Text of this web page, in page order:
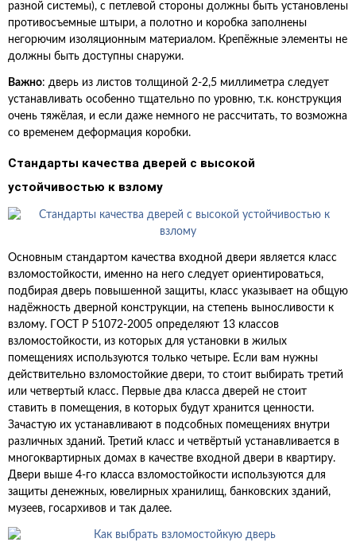
разной системы), с петлевой стороны должны быть установлены
противосъемные штыри, а полотно и коробка заполнены
негорючим изоляционным материалом. Крепёжные элементы не
должны быть доступны снаружи.
Важно: дверь из листов толщиной 2-2,5 миллиметра следует
устанавливать особенно тщательно по уровню, т.к. конструкция
очень тяжёлая, и если даже немного не рассчитать, то возможна
со временем деформация коробки.
Стандарты качества дверей с высокой
устойчивостью к взлому
Основным стандартом качества входной двери является класс
взломостойкости, именно на него следует ориентироваться,
подбирая дверь повышенной защиты, класс указывает на общую
надёжность дверной конструкции, на степень выносливости к
взлому. ГОСТ Р 51072-2005 определяют 13 классов
взломостойкости, из которых для установки в жилых
помещениях используются только четыре. Если вам нужны
действительно взломостойкие двери, то стоит выбирать третий
или четвертый класс. Первые два класса дверей не стоит
ставить в помещения, в которых будут хранится ценности.
Зачастую их устанавливают в подсобных помещениях внутри
различных зданий. Третий класс и четвёртый устанавливается в
многоквартирных домах в качестве входной двери в квартиру.
Двери выше 4-го класса взломостойкости используются для
защиты денежных, ювелирных хранилищ, банковских зданий,
музеев, госархивов и так далее.